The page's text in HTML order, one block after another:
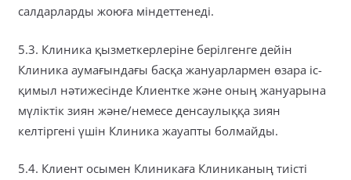
салдарларды жоюға міндеттенеді.
5.3. Клиника қызметкерлеріне берілгенге дейін
Клиника аумағындағы басқа жануарлармен өзара іс-
қимыл нәтижесінде Клиентке және оның жануарына
мүліктік зиян және/немесе денсаулыққа зиян
келтіргені үшін Клиника жауапты болмайды.
5.4. Клиент осымен Клиникаға Клиниканың тиісті